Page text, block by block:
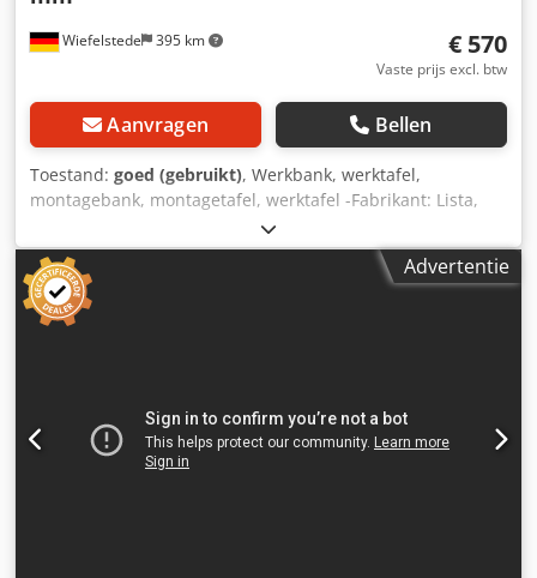
Wiefelstede 395 km € 570
Vaste prijs excl. btw
Aanvragen Bellen
Toestand: goed (gebruikt), Werkbank, werktafel,
montagebank, montagetafel, werktafel -Fabrikant: Lista,
werkbank met bankschroef / robuuste uitvoering met
laden -Werkblad: ca. 1250/700/H850 mm -Laden/kastdeur:
afsluitbaar, zonder sleutel / indeling/hoogte zie foto's -
Bankschroef: Heuer Front, in hoogte verstelbaar en
draaibaar -Spankaken: 180 x 30 mm, spanwijdte 230 mm -
Advertentie